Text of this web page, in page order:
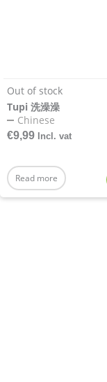
Out of stock
Tupi 洗澡澡
Chinese
€9,99 Incl. vat
Read more